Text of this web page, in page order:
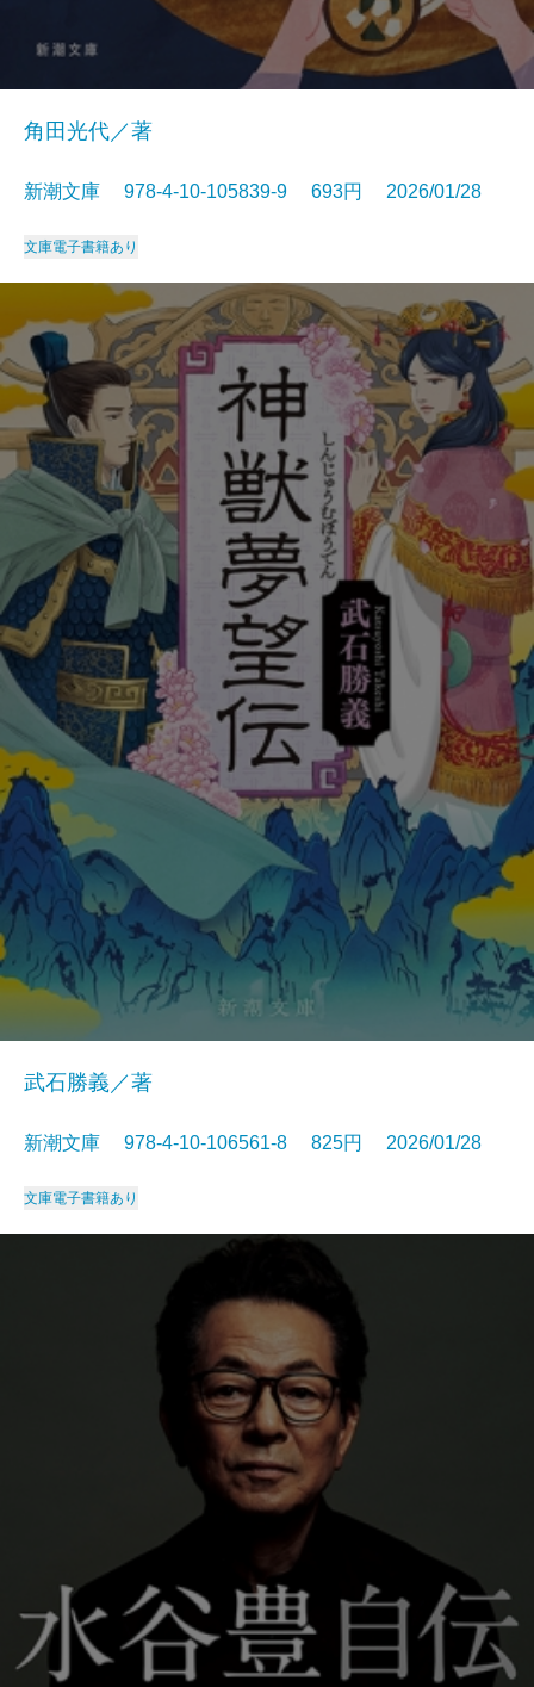
角田光代／著
新潮文庫 978-4-10-105839-9 693円 2026/01/28
文庫電子書籍あり
武石勝義／著
新潮文庫 978-4-10-106561-8 825円 2026/01/28
文庫電子書籍あり